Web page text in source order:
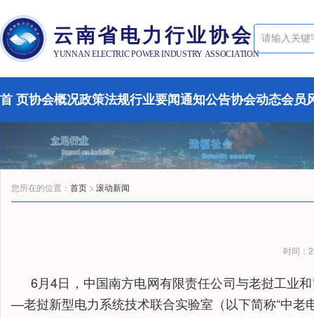
云南省电力行业协会
YUNNAN ELECTRIC POWER INDUSTRY ASSOCIATION
首 页协会概况政策法规行业要闻通知公告协会动态会员
您所在的位置： 首页 > 滚动新闻
时间：
6月4日，中国南方电网有限责任公司与老挝工业
—老挝新型电力系统技术联合实验室（以下简称“中老